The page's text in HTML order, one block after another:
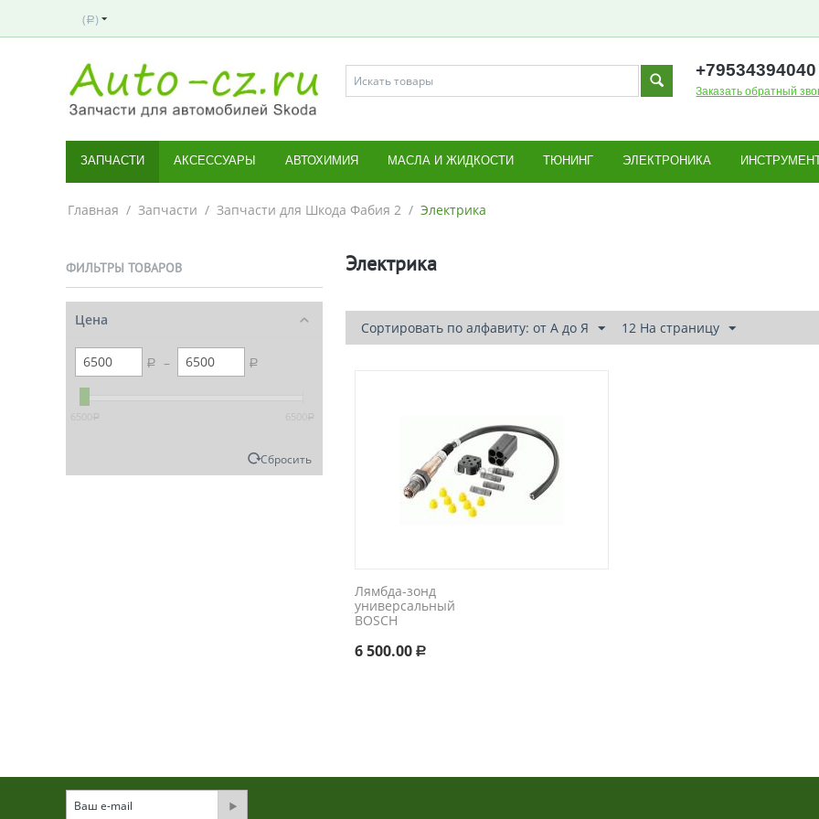
( Р )
+79534394040
Заказать обратный
ЗАПЧАСТИ АКСЕССУАРЫ АВТОХИМИЯ МАСЛА И ЖИДКОСТИ ТЮНИНГ ЭЛЕКТРОНИКА
Главная / Запчасти / Запчасти для Шкода Фабия 2 / Электрика
ФИЛЬТРЫ ТОВАРОВ
Цена
Р – Р
Р Р
Сбросить
Электрика
Сортировать по алфавиту: от А до Я 12 На страницу
Лямбда-зонд
универсальный
BOSCH
6 500.00 Р